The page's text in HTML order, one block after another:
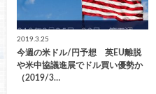
2019.3.25
今週の米ドル/円予想 英EU離脱
や米中協議進展でドル買い優勢か
（2019/3…